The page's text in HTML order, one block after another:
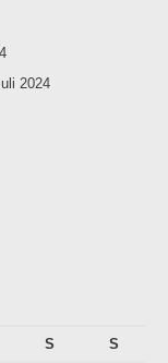
2024
S S